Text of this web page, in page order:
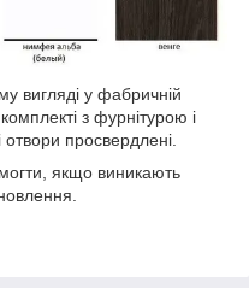
вигляді у фабричній
з фурнітурою і
просвердлені.
якщо виникають